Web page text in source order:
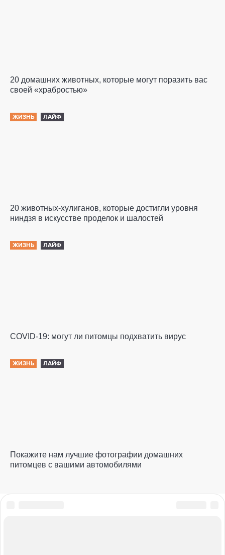
20 домашних животных, которые могут поразить вас
своей «храбростью»
ЖИЗНЬ ЛАЙФ
20 животных-хулиганов, которые достигли уровня
ниндзя в искусстве проделок и шалостей
ЖИЗНЬ ЛАЙФ
COVID-19: могут ли питомцы подхватить вирус
ЖИЗНЬ ЛАЙФ
Покажите нам лучшие фотографии домашних
питомцев с вашими автомобилями